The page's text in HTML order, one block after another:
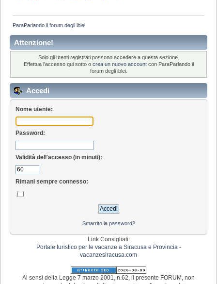
ParaParlando il forum degli iblei
Attenzione!
Solo gli utenti registrati possono accedere a questa sezione.
Effettua l'accesso qui sotto o crea un nuovo accountcon ParaParlando il
forum degli iblei.
Accedi
Nome utente:
Password:
Validità dell'accesso (in minuti):
Rimani sempre connesso:
Smarrito la password?
Link Consigliati:
Portale turistico per le vacanze a Siracusa e Provincia -
vacanzesiracusa.com
Ai sensi della Legge 7 marzo 2001, n.62, il presente FORUM, non